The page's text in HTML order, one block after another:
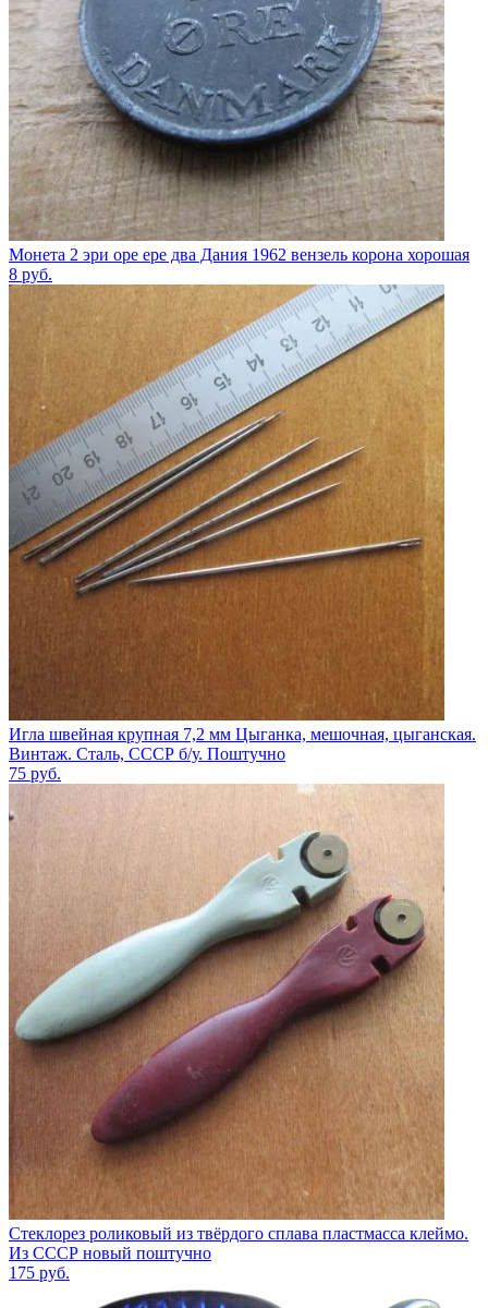
Монета 2 эри оре ере два Дания 1962 вензель корона хорошая
8 руб.
Игла швейная крупная 7,2 мм Цыганка, мешочная, цыганская.
Винтаж. Сталь, СССР б/у. Поштучно
75 руб.
Стеклорез роликовый из твёрдого сплава пластмасса клеймо.
Из СССР новый поштучно
175 руб.